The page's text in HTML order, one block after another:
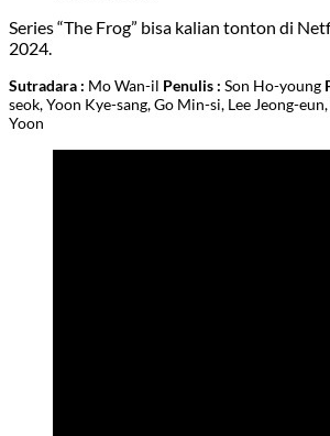
Series “The Frog” bisa kalian tonton di
2024.
Sutradara : Mo Wan-il Penulis : Son Ho-young
seok, Yoon Kye-sang, Go Min-si, Lee Jeong-
Yoon